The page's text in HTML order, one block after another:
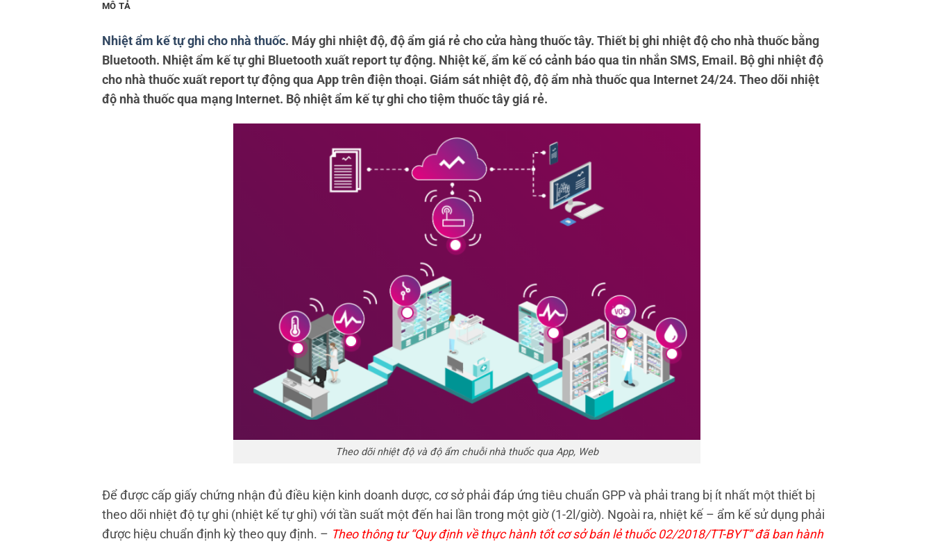
MÔ TẢ
Nhiệt ẩm kế tự ghi cho nhà thuốc. Máy ghi nhiệt độ, độ ẩm giá rẻ cho cửa hàng thuốc tây. Thiết bị ghi nhiệt độ cho nhà thuốc bằng
Bluetooth. Nhiệt ẩm kế tự ghi Bluetooth xuất report tự động. Nhiệt kế, ẩm kế có cảnh báo qua tin nhắn SMS, Email. Bộ ghi nhiệt độ
cho nhà thuốc xuất report tự động qua App trên điện thoại. Giám sát nhiệt độ, độ ẩm nhà thuốc qua Internet 24/24. Theo dõi nhiệt
độ nhà thuốc qua mạng Internet. Bộ nhiệt ẩm kế tự ghi cho tiệm thuốc tây giá rẻ.
Theo dõi nhiệt độ và độ ẩm chuỗi nhà thuốc qua App, Web
Để được cấp giấy chứng nhận đủ điều kiện kinh doanh dược, cơ sở phải đáp ứng tiêu chuẩn GPP và phải trang bị ít nhất một thiết bị
theo dõi nhiệt độ tự ghi (nhiệt kế tự ghi) với tần suất một đến hai lần trong một giờ (1-2l/giờ). Ngoài ra, nhiệt kế – ẩm kế sử dụng phải
được hiệu chuẩn định kỳ theo quy định. – Theo thông tư “Quy định về thực hành tốt cơ sở bán lẻ thuốc 02/2018/TT-BYT” đã ban hành